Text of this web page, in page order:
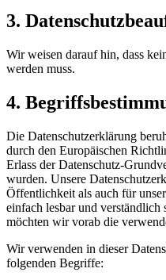
3.
Wir weisen darauf hin, dass
werden muss.
4.
Die Datenschutzerklärung
durch den Europäischen
Erlass der Datenschutz-
wurden. Unsere
Öffentlichkeit als auch für
einfach lesbar und verständlich
möchten wir vorab die
Wir verwenden in dieser
folgenden Begriffe: